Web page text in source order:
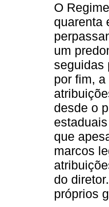
O
quarenta
um
seguidas
por fim,
desde o
que
marcos
do
próprios